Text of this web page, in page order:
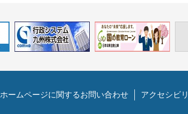
ホームページに関するお問い合わせ アクセシビ